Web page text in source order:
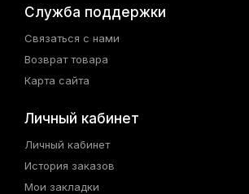
Служба поддержки
Связаться с нами
Возврат товара
Карта сайта
Личный кабинет
Личный кабинет
История заказов
Мои закладки